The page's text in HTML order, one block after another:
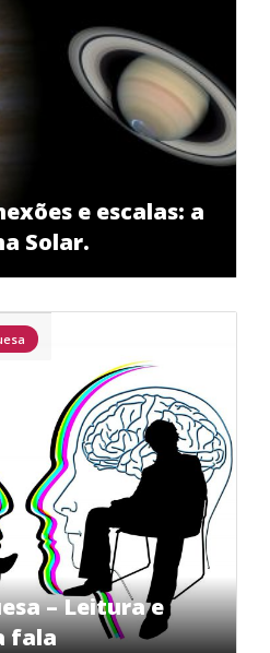
e escalas: a
Solar.
– Leitura e
fala